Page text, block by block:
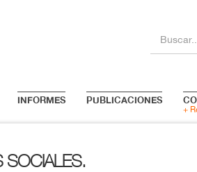
Buscar...
INFORMES PUBLICACIONES
+
SOCIALES.